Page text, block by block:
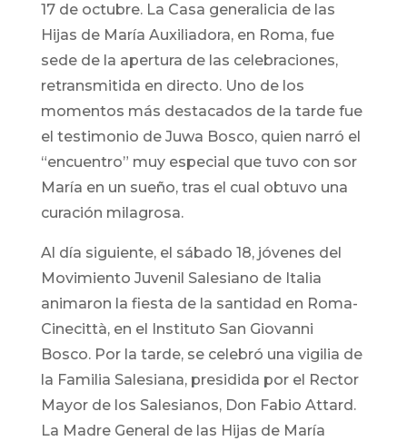
17 de octubre. La Casa generalicia de las
Hijas de María Auxiliadora, en Roma, fue
sede de la apertura de las celebraciones,
retransmitida en directo. Uno de los
momentos más destacados de la tarde fue
el testimonio de Juwa Bosco, quien narró el
“encuentro” muy especial que tuvo con sor
María en un sueño, tras el cual obtuvo una
curación milagrosa.
Al día siguiente, el sábado 18, jóvenes del
Movimiento Juvenil Salesiano de Italia
animaron la fiesta de la santidad en Roma-
Cinecittà, en el Instituto San Giovanni
Bosco. Por la tarde, se celebró una vigilia de
la Familia Salesiana, presidida por el Rector
Mayor de los Salesianos, Don Fabio Attard.
La Madre General de las Hijas de María